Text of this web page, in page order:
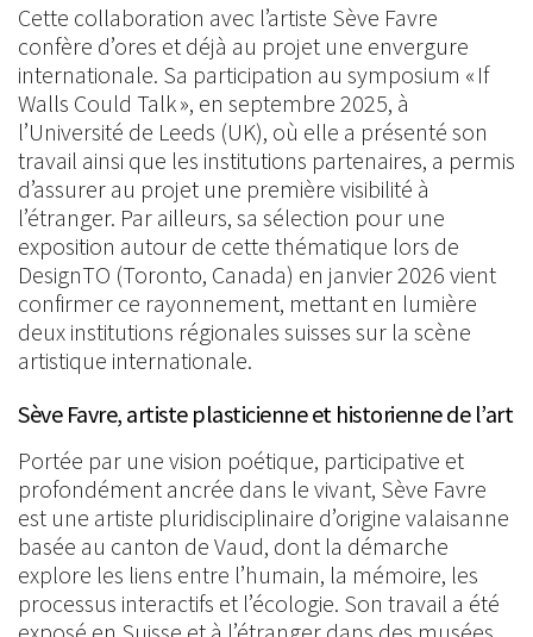
Cette collaboration avec l’artiste Sève Favre
confère d’ores et déjà au projet une envergure
internationale. Sa participation au symposium « If
Walls Could Talk », en septembre 2025, à
l’Université de Leeds (UK), où elle a présenté son
travail ainsi que les institutions partenaires, a permis
d’assurer au projet une première visibilité à
l’étranger. Par ailleurs, sa sélection pour une
exposition autour de cette thématique lors de
DesignTO (Toronto, Canada) en janvier 2026 vient
confirmer ce rayonnement, mettant en lumière
deux institutions régionales suisses sur la scène
artistique internationale.
Sève Favre, artiste plasticienne et historienne de l’art
Portée par une vision poétique, participative et
profondément ancrée dans le vivant, Sève Favre
est une artiste pluridisciplinaire d’origine valaisanne
basée au canton de Vaud, dont la démarche
explore les liens entre l’humain, la mémoire, les
processus interactifs et l’écologie. Son travail a été